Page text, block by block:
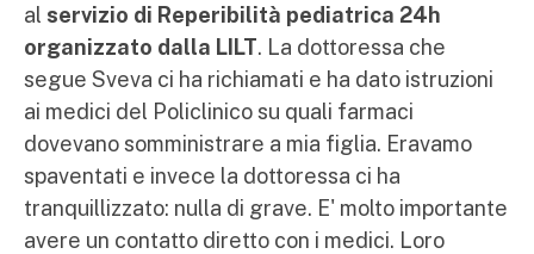
al servizio di Reperibilità pediatrica 24h
organizzato dalla LILT. La dottoressa che
segue Sveva ci ha richiamati e ha dato istruzioni
ai medici del Policlinico su quali farmaci
dovevano somministrare a mia figlia. Eravamo
spaventati e invece la dottoressa ci ha
tranquillizzato: nulla di grave. E' molto importante
avere un contatto diretto con i medici. Loro